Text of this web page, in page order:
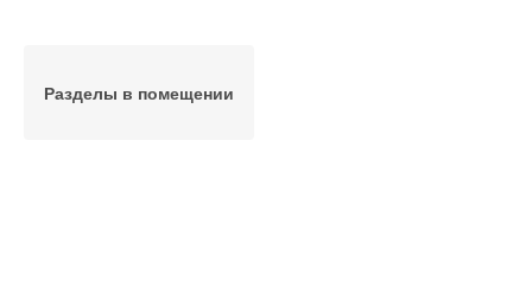
Разделы в помещении